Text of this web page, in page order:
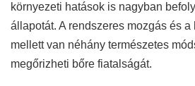
környezeti hatások is nagyban
állapotát. A rendszeres mozgás és
mellett van néhány természetes
megőrizheti bőre fiatalságát.